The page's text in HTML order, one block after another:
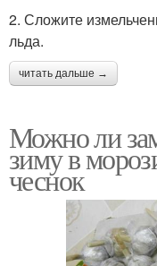
2. Сложите
льда.
читать дальше →
Можно ли
зиму в
чеснок